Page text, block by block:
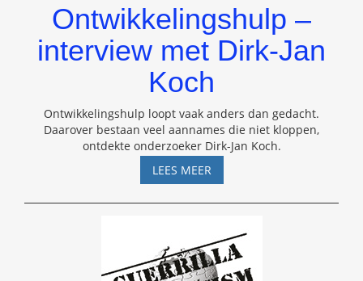
Ontwikkelingshulp –
interview met Dirk-Jan
Koch
Ontwikkelingshulp loopt vaak anders dan gedacht.
Daarover bestaan veel aannames die niet kloppen,
ontdekte onderzoeker Dirk-Jan Koch.
LEES MEERONTWIKKELINGSHULP
–
INTERVIEW
DIRK-
JAN
KOCH